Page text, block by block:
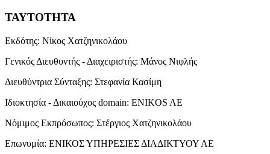
ΤΑΥΤΟΤΗΤΑ
Εκδότης: Νίκος Χατζηνικολάου
Γενικός Διευθυντής - Διαχειριστής: Μάνος Νιφλής
Διευθύντρια Σύνταξης: Στεφανία Κασίμη
Ιδιοκτησία - Δικαιούχος domain: ENIKOS AE
Νόμιμος Εκπρόσωπος: Στέργιος Χατζηνικολάου
Επωνυμία: ΕΝΙΚΟΣ ΥΠΗΡΕΣΙΕΣ ΔΙΑΔΙΚΤΥΟΥ ΑΕ